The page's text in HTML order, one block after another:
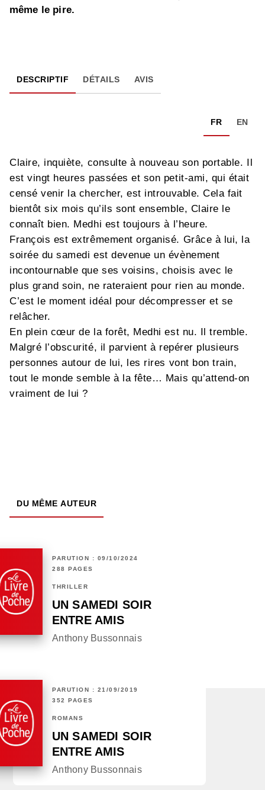
même le pire.
DESCRIPTIF DÉTAILS AVIS
FR EN
Claire, inquiète, consulte à nouveau son portable. Il
est vingt heures passées et son petit-ami, qui était
censé venir la chercher, est introuvable. Cela fait
bientôt six mois qu’ils sont ensemble, Claire le
connaît bien. Medhi est toujours à l’heure.
François est extrêmement organisé. Grâce à lui, la
soirée du samedi est devenue un évènement
incontournable que ses voisins, choisis avec le
plus grand soin, ne rateraient pour rien au monde.
C’est le moment idéal pour décompresser et se
relâcher.
En plein cœur de la forêt, Medhi est nu. Il tremble.
Malgré l’obscurité, il parvient à repérer plusieurs
personnes autour de lui, les rires vont bon train,
tout le monde semble à la fête… Mais qu’attend-on
vraiment de lui ?
DU MÊME AUTEUR
PARUTION : 09/10/2024
288 PAGES
THRILLER
UN SAMEDI SOIR
ENTRE AMIS
Anthony Bussonnais
PARUTION : 21/09/2019
352 PAGES
ROMANS
UN SAMEDI SOIR
ENTRE AMIS
Anthony Bussonnais